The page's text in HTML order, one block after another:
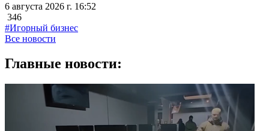
6 августа 2026 г. 16:52
346
#Игорный бизнес
Все новости
Главные новости: